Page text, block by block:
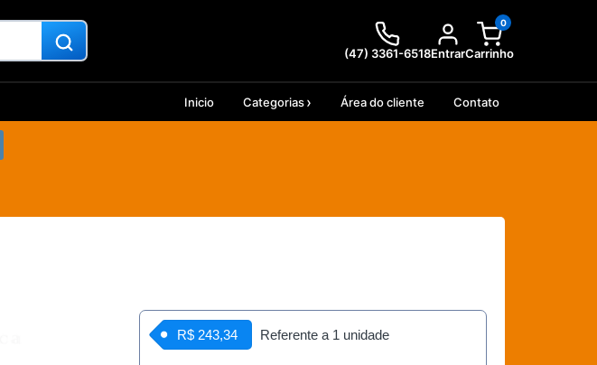
(47) 3361-6518Entrar
0
Carrinho
Inicio Categorias Área do cliente Contato
R$ 243,34 Referente a 1 unidade